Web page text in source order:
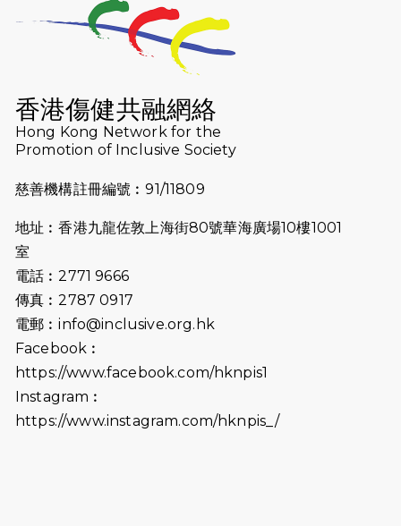
2026-07-23
猛龍長跑隊恆常練習 - 7月23日
（19:00開始）
猛龍長跑隊恆常練習 - 7月16日
2026-07-10
【猛龍戈壁118公里分享暨香港傷健共
融網絡15周年晚宴】
2026-07-09
猛龍長跑隊恆常練習 - 7月9日（19:00
2026-07-02
2026-06-25
（19:00開始）
2026-06-18
猛龍長跑隊恆常練習 - 6月18日
2026-06-11
猛龍長跑隊恆常練習 - 6月11日（19:00
香港傷健共融網絡
Hong Kong Network for the
Promotion of Inclusive Society
慈善機構註冊編號︰91/11809
地址︰香港九龍佐敦上海街80號華海廣場10樓1001
室
電話︰2771 9666
傳真︰2787 0917
電郵︰info@inclusive.org.hk
Facebook︰
https://www.facebook.com/hknpis1
Instagram︰
https://www.instagram.com/hknpis_/